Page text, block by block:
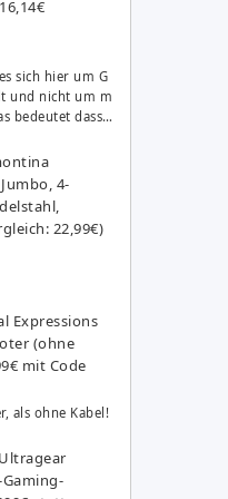
sich hier um G
und nicht um m
bedeutet dass…
4-
22,99€)
Expressions
(ohne
mit Code
als ohne Kabel!
Gaming-